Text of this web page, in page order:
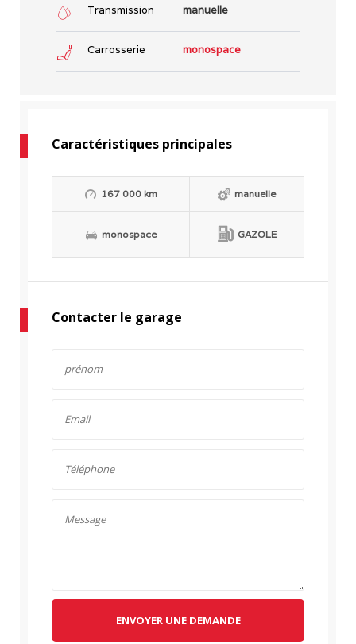
Transmission manuelle
Carrosserie monospace
Caractéristiques principales
167 000 km manuelle
monospace GAZOLE
Contacter le garage
ENVOYER UNE DEMANDE